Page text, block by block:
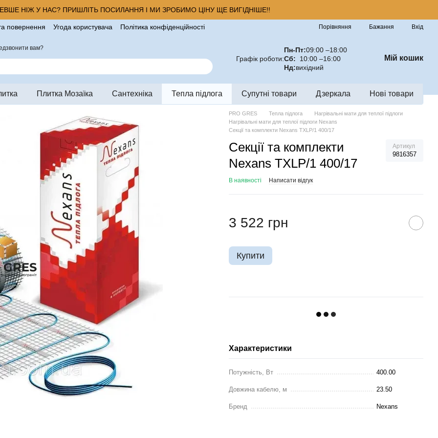
НІЖ У НАС? ПРИШЛІТЬ ПОСИЛАННЯ І МИ ЗРОБИМО ЦІНУ ЩЕ ВИГІДНІШЕ!!
повернення Угода користувача
Політика конфіденційності
Порівняння Бажання Вхід
вам?
Графік роботи:
Пн-Пт:09:00 –18:00
Сб: 10:00 –16:00
Нд:вихідний
Мій кошик
Плитка Мозаїка Сантехніка Тепла підлога Супутні товари Дзеркала Нові товари
PRO GRES Тепла підлога
Нагрівальні мати для теплої підлоги
Нагрівальні мати для теплої підлоги Nexans
Секції та комплекти Nexans TXLP/1 400/17
Секції та комплекти
Nexans TXLP/1 400/17
Артикул
9816357
В наявності Написати відгук
3 522 грн
Купити
Характеристики
Потужність, Вт 400.00
Довжина кабелю, м 23.50
Бренд Nexans